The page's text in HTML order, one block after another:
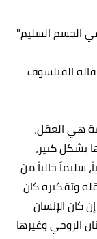
الجسم السليم"
الفيلسوف
هي العقل،
بشكل كبير،
سليماً خالياً من
وتفكيره كان
كان الإنسان
الروحي وغيرها